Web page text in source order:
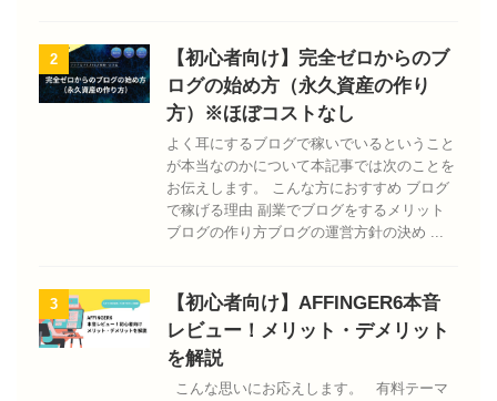
2
【初心者向け】完全ゼロからのブ
ログの始め方（永久資産の作り
方）※ほぼコストなし
よく耳にするブログで稼いでいるということ
が本当なのかについて本記事では次のことを
お伝えします。 こんな方におすすめ ブログ
で稼げる理由 副業でブログをするメリット
ブログの作り方ブログの運営方針の決め ...
3
【初心者向け】AFFINGER6本音
レビュー！メリット・デメリット
を解説
こんな思いにお応えします。 有料テーマ